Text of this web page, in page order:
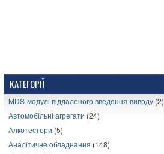
КАТЕГОРІЇ
MDS-модулі віддаленого введення-виводу (2)
Автомобільні агрегати (24)
Алкотестери (5)
Аналітичне обладнання (148)